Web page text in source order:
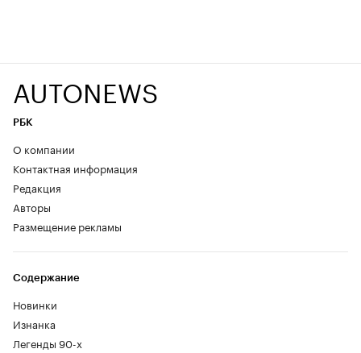
AUTONEWS
РБК
О компании
Контактная информация
Редакция
Авторы
Размещение рекламы
Содержание
Новинки
Изнанка
Легенды 90-х